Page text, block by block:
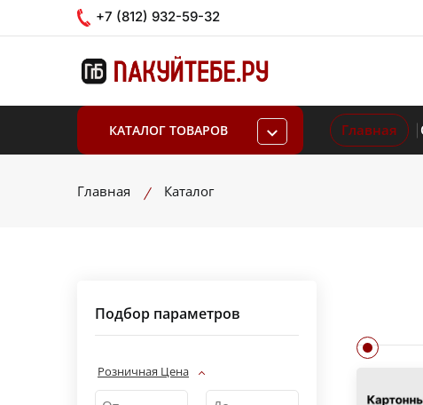
+7 (812) 932-59-32
КАТАЛОГ ТОВАРОВ Главная
Главная Каталог
Подбор параметров
Розничная Цена